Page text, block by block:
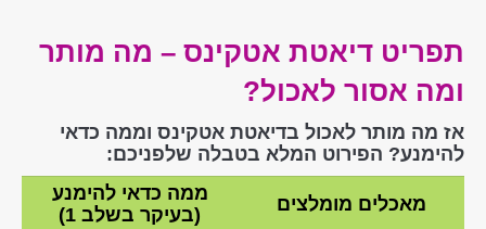
תפריט דיאטת אטקינס – מה מותר
ומה אסור לאכול?
אז מה מותר לאכול בדיאטת אטקינס וממה כדאי
להימנע? הפירוט המלא בטבלה שלפניכם:
מאכלים מומלצים
ממה כדאי להימנע
(בעיקר בשלב 1)